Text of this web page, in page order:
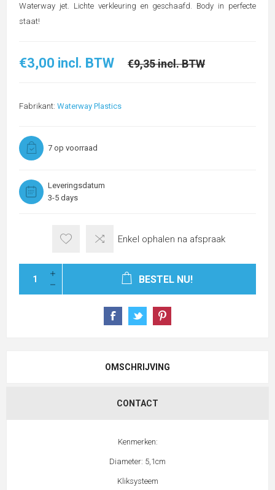
Waterway jet. Lichte verkleuring en geschaafd. Body in perfecte
staat!
€3,00 incl. BTW €9,35 incl. BTW
Fabrikant: Waterway Plastics
7 op voorraad
Leveringsdatum
3-5 days
Enkel ophalen na afspraak
BESTEL NU!
OMSCHRIJVING
CONTACT
Kenmerken:
Diameter: 5,1cm
Kliksysteem